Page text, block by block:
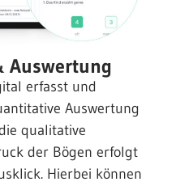
Auswertung
erfasst und
Auswertung
qualitative
der Bögen erfolgt
Hierbei können